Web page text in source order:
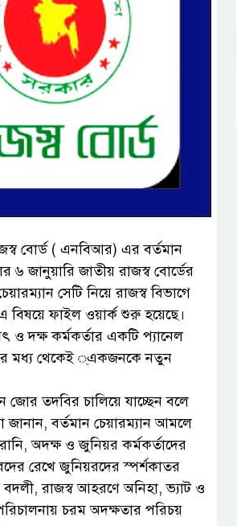
বোর্ড ( এনবিআর) এর বর্তমান
জানুয়ারি জাতীয় রাজস্ব বোর্ডের
সেটি নিয়ে রাজস্ব বিভাগে
বিষয়ে ফাইল ওয়ার্ক শুরু হয়েছে।
ও দক্ষ কর্মকর্তার একটি প্যানেল
মধ্য থেকেই ্একজনকে নতুন
জোর তদবির চালিয়ে যাচ্ছেন বলে
জানান, বর্তমান চেয়ারম্যান আমলে
অদক্ষ ও জুনিয়র কর্মকর্তাদের
রেখে জুনিয়রদের স্পর্শকাতর
রাজস্ব আহরণে অনিহা, ভ্যাট ও
চরম অদক্ষতার পরিচয়